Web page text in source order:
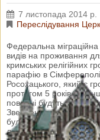
7 листопада 2014 р.
Переслідування
Федеральна міграційна
видів на проживання
кримських релігійних
парафію в
Росохацького, який є
протягом 5 років. Всі
повинні будуть
Звернення католиків
були проігноровані.
лише зареєстровані